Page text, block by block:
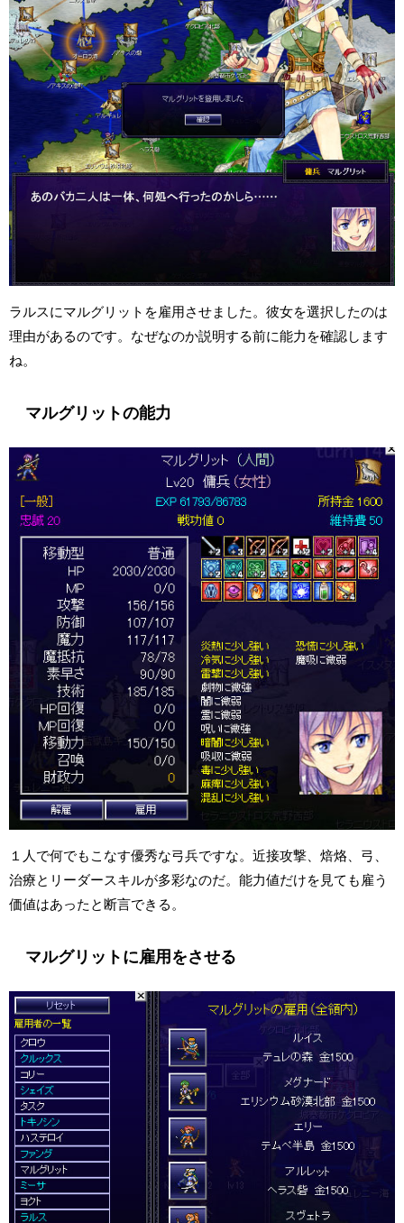
ラルスにマルグリットを雇用させました。彼女を選択したのは
理由があるのです。なぜなのか説明する前に能力を確認します
ね。
マルグリットの能力
１人で何でもこなす優秀な弓兵ですな。近接攻撃、焙烙、弓、
治療とリーダースキルが多彩なのだ。能力値だけを見ても雇う
価値はあったと断言できる。
マルグリットに雇用をさせる